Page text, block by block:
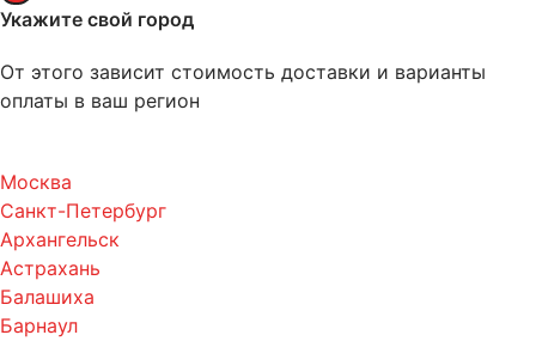
Укажите свой город
От этого зависит стоимость доставки и варианты
оплаты в ваш регион
Москва
Санкт-Петербург
Архангельск
Астрахань
Балашиха
Барнаул